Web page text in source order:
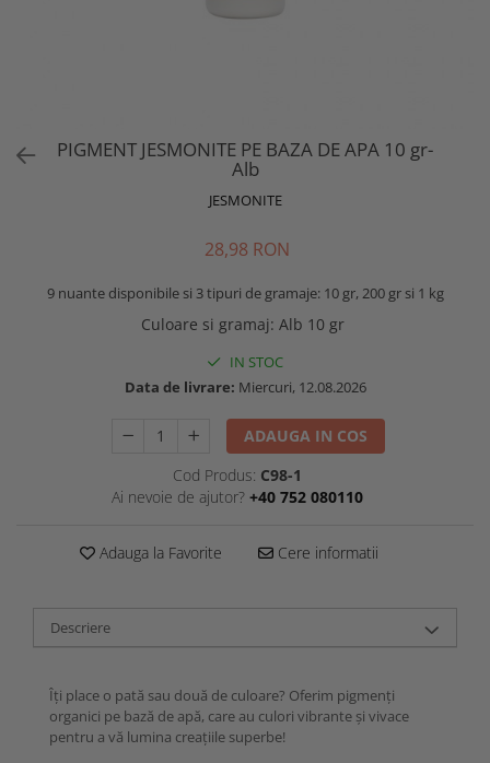
PIGMENT JESMONITE PE BAZA DE APA 10 gr-
Alb
JESMONITE
28,98 RON
9 nuante disponibile si 3 tipuri de gramaje: 10 gr, 200 gr si 1 kg
Culoare si gramaj: Alb 10 gr
IN STOC
Data de livrare: Miercuri, 12.08.2026
ADAUGA IN COS
Cod Produs: C98-1
Ai nevoie de ajutor? +40 752 080110
Adauga la Favorite Cere informatii
Descriere
Îți place o pată sau două de culoare? Oferim pigmenți
organici pe bază de apă, care au culori vibrante și vivace
pentru a vă lumina creațiile superbe!